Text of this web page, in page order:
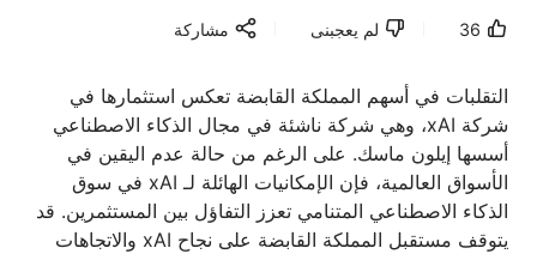
36 لم يعجبنى مشاركة
التقلبات في أسهم المملكة القابضة تعكس استثمارها في
شركة xAI، وهي شركة ناشئة في مجال الذكاء الاصطناعي
أسسها إيلون ماسك. على الرغم من حالة عدم اليقين في
الأسواق العالمية، فإن الإمكانيات الهائلة لـ xAI في سوق
الذكاء الاصطناعي المتنامي تعزز التفاؤل بين المستثمرين. قد
يتوقف مستقبل المملكة القابضة على نجاح xAI والاتجاهات